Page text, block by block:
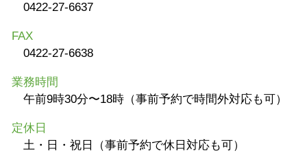
0422-27-6637
FAX
0422-27-6638
業務時間
午前9時30分〜18時（事前予約で時間外対応も可）
定休日
土・日・祝日（事前予約で休日対応も可）